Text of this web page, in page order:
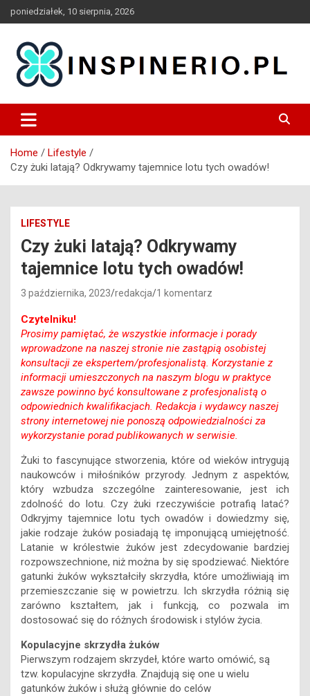
to
poniedziałek, 10 sierpnia, 2026
Inspinerio
Home
Lifestyle
Czy żuki latają? Odkrywamy tajemnice lotu tych owadów!
LIFESTYLE
Czy żuki latają? Odkrywamy
tajemnice lotu tych owadów!
3 października, 2023 redakcja 1 komentarz
Czytelniku!
Prosimy pamiętać, że wszystkie informacje i porady
wprowadzone na naszej stronie nie zastąpią osobistej
konsultacji ze ekspertem/profesjonalistą. Korzystanie z
informacji umieszczonych na naszym blogu w praktyce
zawsze powinno być konsultowane z profesjonalistą o
odpowiednich kwalifikacjach. Redakcja i wydawcy naszej
strony internetowej nie ponoszą odpowiedzialności za
wykorzystanie porad publikowanych w serwisie.
Żuki to fascynujące stworzenia, które od wieków intrygują
naukowców i miłośników przyrody. Jednym z aspektów,
który wzbudza szczególne zainteresowanie, jest ich
zdolność do lotu. Czy żuki rzeczywiście potrafią latać?
Odkryjmy tajemnice lotu tych owadów i dowiedzmy się,
jakie rodzaje żuków posiadają tę imponującą umiejętność.
Latanie w królestwie żuków jest zdecydowanie bardziej
rozpowszechnione, niż można by się spodziewać. Niektóre
gatunki żuków wykształciły skrzydła, które umożliwiają im
przemieszczanie się w powietrzu. Ich skrzydła różnią się
zarówno kształtem, jak i funkcją, co pozwala im
dostosować się do różnych środowisk i stylów życia.
Kopulacyjne skrzydła żuków
Pierwszym rodzajem skrzydeł, które warto omówić, są
tzw. kopulacyjne skrzydła. Znajdują się one u wielu
gatunków żuków i służą głównie do celów